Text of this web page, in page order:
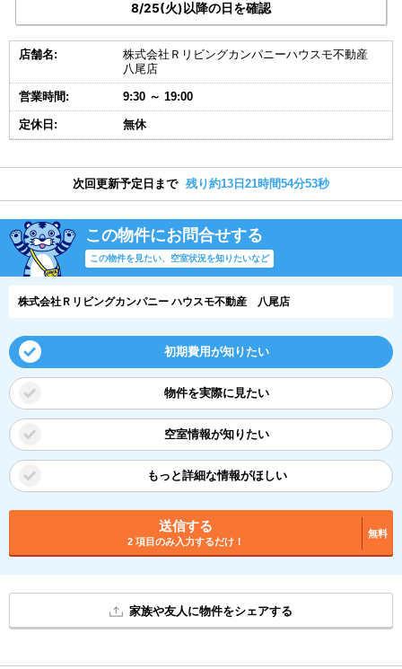
8/25(火)以降の日を確認
店舗名:
株式会社Ｒリビングカンパニーハウスモ不動産
八尾店
営業時間: 9:30 ～ 19:00
定休日: 無休
次回更新予定日まで 残り約13日21時間54分52秒
この物件にお問合せする
この物件を見たい、空室状況を知りたいなど
株式会社Ｒリビングカンパニー ハウスモ不動産 八尾店
初期費用が知りたい
物件を実際に見たい
空室情報が知りたい
もっと詳細な情報がほしい
送信する
2 項目のみ入力するだけ！
無料
家族や友人に物件をシェアする